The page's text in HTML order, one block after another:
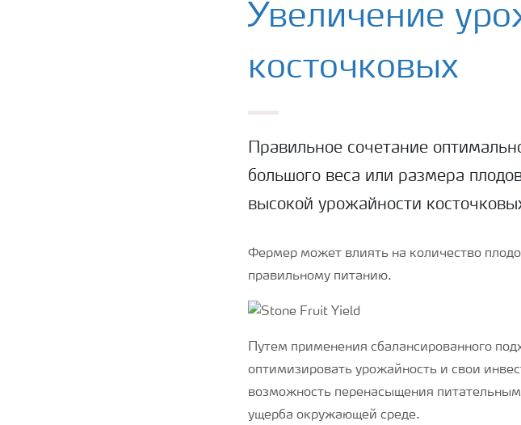
Увеличение
косточковых
Правильное сочетание
большого веса или размера
высокой урожайности
Фермер может влиять на количество
правильному питанию.
Путем применения сбалансированного
оптимизировать урожайность и свои
возможность перенасыщения
ущерба окружающей среде.